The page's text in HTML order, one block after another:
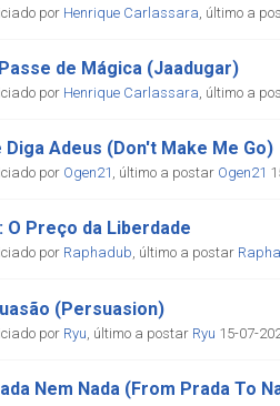
por Henrique Carlassara, último a
de Mágica (Jaadugar)
por Henrique Carlassara, último a
Diga Adeus (Don't Make Me Go)
por Ogen21 , último a postar Ogen21
O Preço da Liberdade
por Raphadub, último a postar
(Persuasion)
por Ryu, último a postar Ryu 15-07-
Nem Nada (From Prada To